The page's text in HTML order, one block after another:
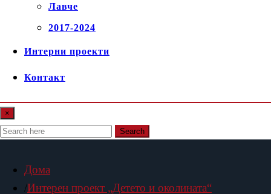
Лавче
2017-2024
Интерни проекти
Контакт
×
Search
Дома
Интерен проект „Детето и околината“